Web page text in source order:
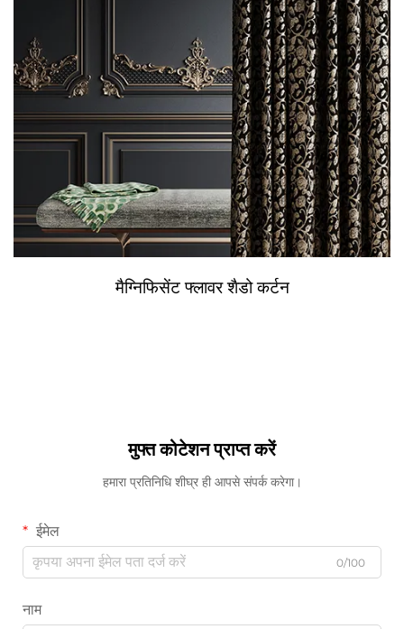
मैग्निफिसेंट फ्लावर शैडो कर्टन
मुफ्त कोटेशन प्राप्त करें
हमारा प्रतिनिधि शीघ्र ही आपसे संपर्क करेगा।
ईमेल
0/100
नाम